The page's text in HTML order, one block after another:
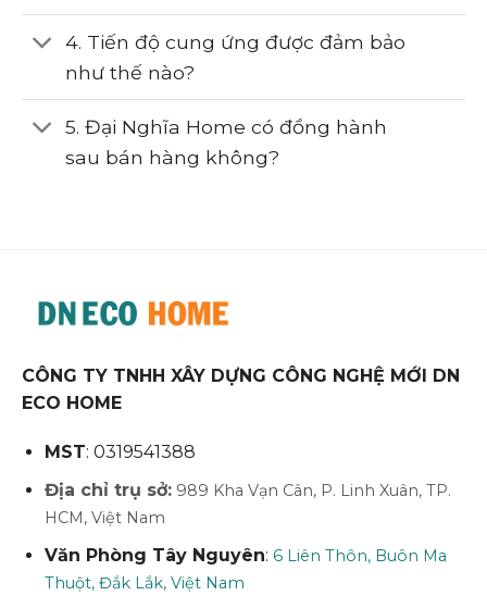
4. Tiến độ cung ứng được đảm bảo
như thế nào?
5. Đại Nghĩa Home có đồng hành
sau bán hàng không?
CÔNG TY TNHH XÂY DỰNG CÔNG NGHỆ MỚI DN
ECO HOME
MST: 0319541388
Địa chỉ trụ sở:989 Kha Vạn Cân, P. Linh Xuân, TP.
HCM, Việt Nam
Văn Phòng Tây Nguyên: 6 Liên Thôn, Buôn Ma
Thuột, Đắk Lắk, Việt Nam